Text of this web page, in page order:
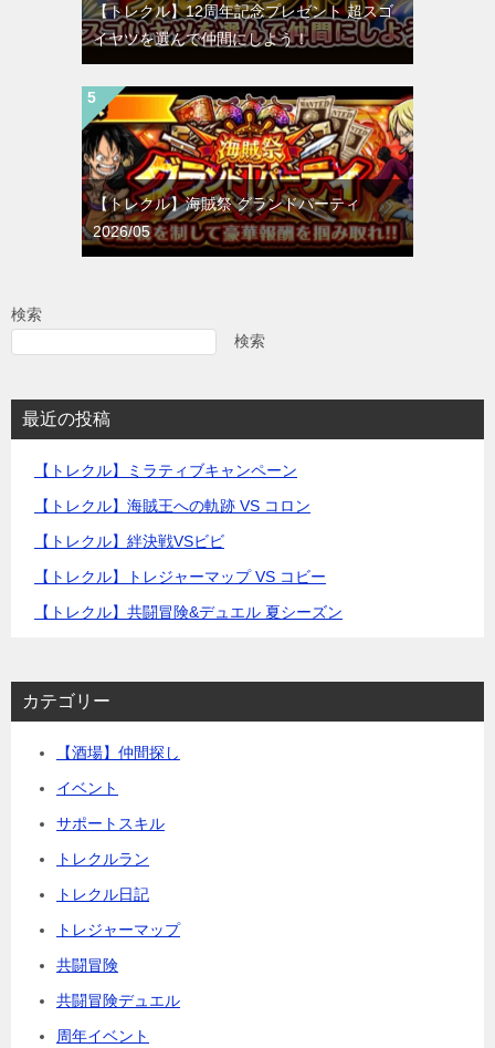
【トレクル】12周年記念プレゼント 超スゴ
イヤツを選んで仲間にしよう！
【トレクル】海賊祭 グランドパーティ
2026/05
検索
検索
最近の投稿
【トレクル】ミラティブキャンペーン
【トレクル】海賊王への軌跡 VS コロン
【トレクル】絆決戦VSビビ
【トレクル】トレジャーマップ VS コビー
【トレクル】共闘冒険&デュエル 夏シーズン
カテゴリー
【酒場】仲間探し
イベント
サポートスキル
トレクルラン
トレクル日記
トレジャーマップ
共闘冒険
共闘冒険デュエル
周年イベント